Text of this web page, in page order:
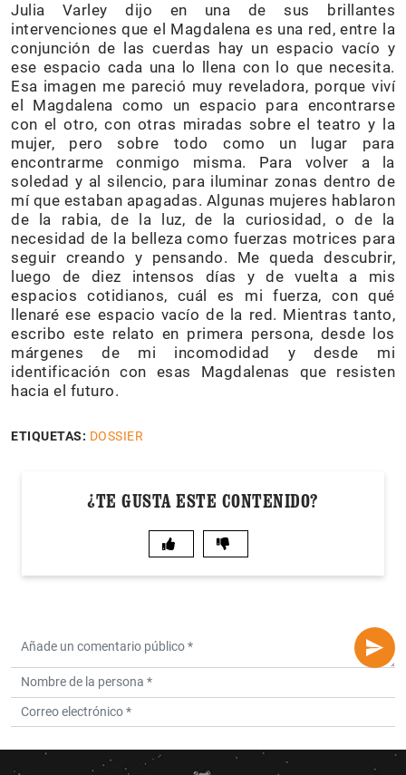
Julia Varley dijo en una de sus brillantes
intervenciones que el Magdalena es una red, entre la
conjunción de las cuerdas hay un espacio vacío y
ese espacio cada una lo llena con lo que necesita.
Esa imagen me pareció muy reveladora, porque viví
el Magdalena como un espacio para encontrarse
con el otro, con otras miradas sobre el teatro y la
mujer, pero sobre todo como un lugar para
encontrarme conmigo misma. Para volver a la
soledad y al silencio, para iluminar zonas dentro de
mí que estaban apagadas. Algunas mujeres hablaron
de la rabia, de la luz, de la curiosidad, o de la
necesidad de la belleza como fuerzas motrices para
seguir creando y pensando. Me queda descubrir,
luego de diez intensos días y de vuelta a mis
espacios cotidianos, cuál es mi fuerza, con qué
llenaré ese espacio vacío de la red. Mientras tanto,
escribo este relato en primera persona, desde los
márgenes de mi incomodidad y desde mi
identificación con esas Magdalenas que resisten
hacia el futuro.
ETIQUETAS: DOSSIER
¿TE GUSTA ESTE CONTENIDO?